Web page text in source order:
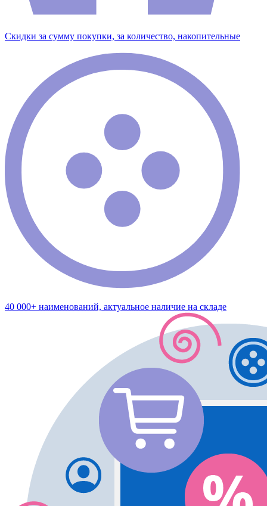
Скидки за сумму покупки, за количество, накопительные
40 000+ наименований, актуальное наличие на складе